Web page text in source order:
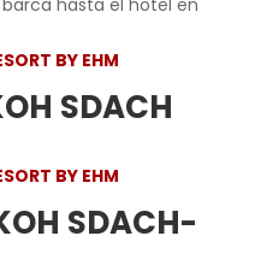
BY EHM
SDACH
BY EHM
SDACH-